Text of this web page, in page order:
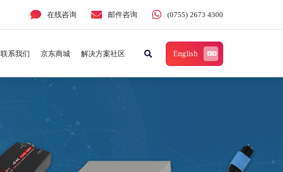
在线咨询 邮件咨询 (0755) 2673 4300
联系我们 京东商城 解决方案社区 English